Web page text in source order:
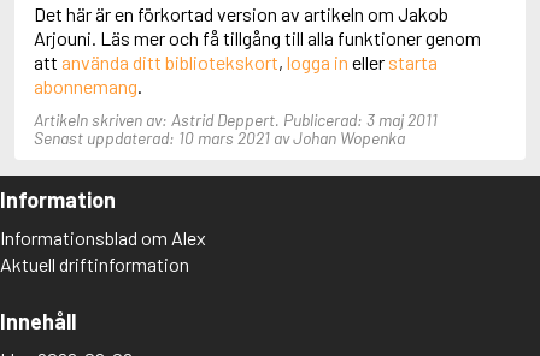
Det här är en förkortad version av artikeln om Jakob
Arjouni. Läs mer och få tillgång till alla funktioner genom
att använda ditt bibliotekskort, logga in eller starta
abonnemang
Artikeln skriven av: Astrid Deppert. Publicerad: 3 maj 2011
Senast uppdaterad: 10 mars 2021 av Johan Wopenka
Information
Informationsblad om Alex
Aktuell driftinformation
Innehåll